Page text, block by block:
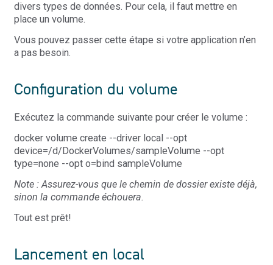
divers types de données. Pour cela, il faut mettre en
place un volume.
Vous pouvez passer cette étape si votre application n’en
a pas besoin.
Configuration du volume
Exécutez la commande suivante pour créer le volume :
docker volume create --driver local --opt
device=/d/DockerVolumes/sampleVolume --opt
type=none --opt o=bind sampleVolume
Note : Assurez-vous que le chemin de dossier existe déjà,
sinon la commande échouera.
Tout est prêt!
Lancement en local